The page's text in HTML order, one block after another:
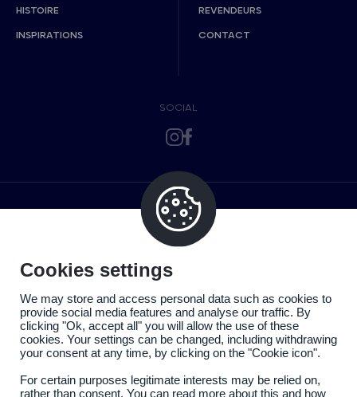
HISTOIRE
INSPIRATIONS
REVENDEURS
CONTACT
SOCIAL
Cookies settings
We may store and access personal data such as cookies to
provide social media features and analyse our traffic. By
clicking "Ok, accept all" you will allow the use of these
cookies. Your settings can be changed, including withdrawing
your consent at any time, by clicking on the "Cookie icon".
For certain purposes legitimate interests may be relied on,
rather than consent. You can read more about this and how